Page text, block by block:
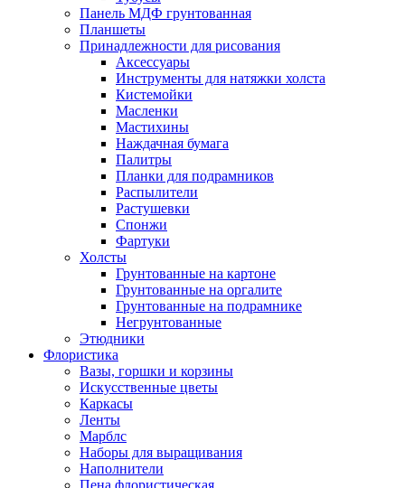
Панель МДФ грунтованная
Планшеты
Принадлежности для рисования
Аксессуары
Инструменты для натяжки холста
Кистемойки
Масленки
Мастихины
Наждачная бумага
Палитры
Планки для подрамников
Распылители
Растушевки
Спонжи
Фартуки
Холсты
Грунтованные на картоне
Грунтованные на оргалите
Грунтованные на подрамнике
Негрунтованные
Этюдники
Флористика
Вазы, горшки и корзины
Искусственные цветы
Каркасы
Ленты
Марблс
Наборы для выращивания
Наполнители
Пена флористическая